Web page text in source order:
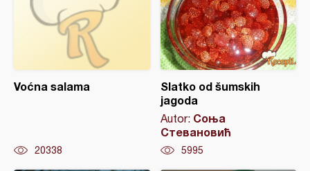
Voćna salama
20338
Slatko od šumskih
jagoda
Autor: Соња
Стевановић
5995